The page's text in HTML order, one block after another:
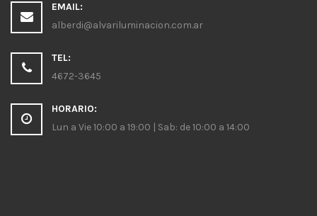
EMAIL:
alberdi@alvariluminacion.com.ar
TEL:
4672-3645
HORARIO:
Lun a Vie 10:00 a 19:00 | Sab: de 10:00 a 14:00